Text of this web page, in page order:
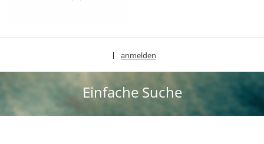
anmelden
Einfache Suche